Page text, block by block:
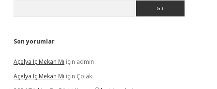
Son yorumlar
Açelya Iç Mekan Mı için admin
Açelya Iç Mekan Mı için Çolak